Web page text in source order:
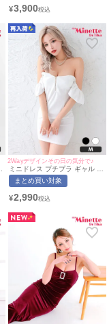
用/S~XLサイズ対応) |
¥3,900
2Wayデザインその日の気分で♪
ミニドレス プチプラ ギャル タ
イト ジップ オフショル セクシ
ー ノースリーブ ラウンジ 低身
袖 白 キャバドレス (せいせい
myMinette/マイミネット
まとめ買い対象
¥2,990